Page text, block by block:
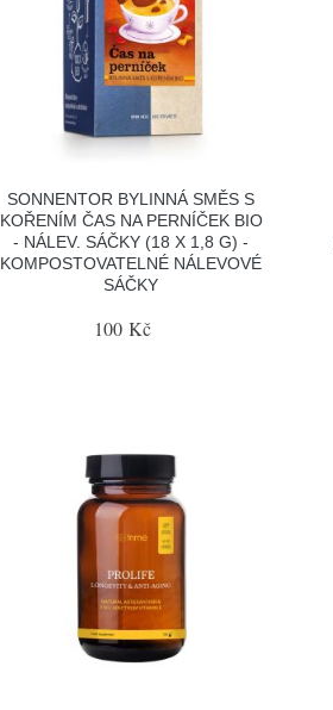
SONNENTOR BYLINNÁ SMĚS S
KOŘENÍM ČAS NA PERNÍČEK BIO
- NÁLEV. SÁČKY (18 X 1,8 G) -
KOMPOSTOVATELNÉ NÁLEVOVÉ
SÁČKY
100 Kč